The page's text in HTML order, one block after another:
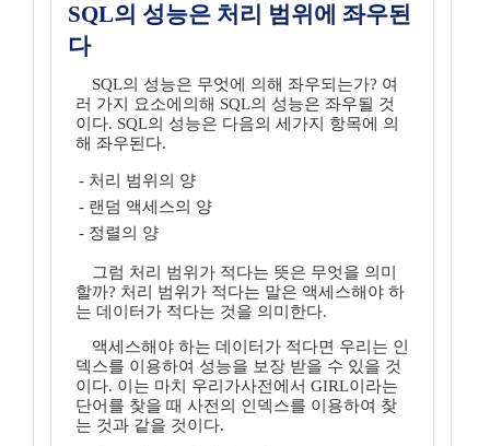
SQL의 성능은 처리 범위에 좌우된
다
SQL의 성능은 무엇에 의해 좌우되는가? 여
러 가지 요소에의해 SQL의 성능은 좌우될 것
이다. SQL의 성능은 다음의 세가지 항목에 의
해 좌우된다.
- 처리 범위의 양
- 랜덤 액세스의 양
- 정렬의 양
그럼 처리 범위가 적다는 뜻은 무엇을 의미
할까? 처리 범위가 적다는 말은 액세스해야 하
는 데이터가 적다는 것을 의미한다.
액세스해야 하는 데이터가 적다면 우리는 인
덱스를 이용하여 성능을 보장 받을 수 있을 것
이다. 이는 마치 우리가사전에서 GIRL이라는
단어를 찾을 때 사전의 인덱스를 이용하여 찾
는 것과 같을 것이다.